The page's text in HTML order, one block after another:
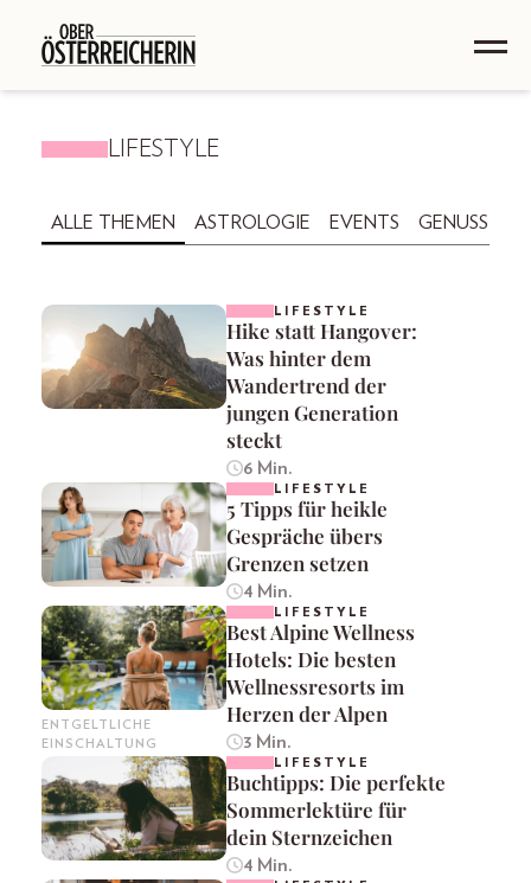
LIFESTYLE
ALLE THEMEN ASTROLOGIE EVENTS GENUSS
LIFESTYLE
Hike statt Hangover:
Was hinter dem
Wandertrend der
jungen Generation
steckt
6 Min.
LIFESTYLE
5 Tipps für heikle
Gespräche übers
Grenzen setzen
4 Min.
ENTGELTLICHE
EINSCHALTUNG
LIFESTYLE
Best Alpine Wellness
Hotels: Die besten
Wellnessresorts im
Herzen der Alpen
3 Min.
LIFESTYLE
Buchtipps: Die perfekte
Sommerlektüre für
dein Sternzeichen
4 Min.